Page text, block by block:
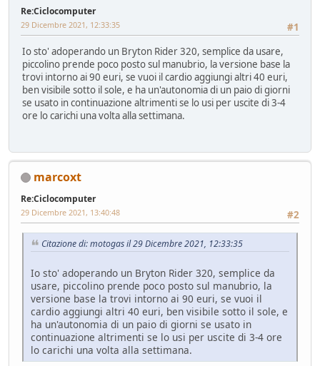
Re:Ciclocomputer
#1
29 Dicembre 2021, 12:33:35
Io sto' adoperando un Bryton Rider 320, semplice da usare,
piccolino prende poco posto sul manubrio, la versione base la
trovi intorno ai 90 euri, se vuoi il cardio aggiungi altri 40 euri,
ben visibile sotto il sole, e ha un'autonomia di un paio di giorni
se usato in continuazione altrimenti se lo usi per uscite di 3-4
ore lo carichi una volta alla settimana.
marcoxt
Re:Ciclocomputer
#2
29 Dicembre 2021, 13:40:48
Citazione di: motogas il 29 Dicembre 2021, 12:33:35
Io sto' adoperando un Bryton Rider 320, semplice da
usare, piccolino prende poco posto sul manubrio, la
versione base la trovi intorno ai 90 euri, se vuoi il
cardio aggiungi altri 40 euri, ben visibile sotto il sole, e
ha un'autonomia di un paio di giorni se usato in
continuazione altrimenti se lo usi per uscite di 3-4 ore
lo carichi una volta alla settimana.